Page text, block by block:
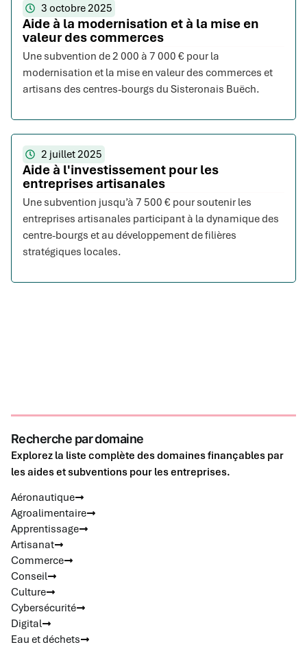
3 octobre 2025
Aide à la modernisation et à la mise en
valeur des commerces
Une subvention de 2 000 à 7 000 € pour la
modernisation et la mise en valeur des commerces et
artisans des centres-bourgs du Sisteronais Buëch.
2 juillet 2025
Aide à l'investissement pour les
entreprises artisanales
Une subvention jusqu’à 7 500 € pour soutenir les
entreprises artisanales participant à la dynamique des
centre-bourgs et au développement de filières
stratégiques locales.
Recherche par domaine
Explorez la liste complète des domaines finançables par
les aides et subventions pour les entreprises.
Aéronautique
Agroalimentaire
Apprentissage
Artisanat
Commerce
Conseil
Culture
Cybersécurité
Digital
Eau et déchets